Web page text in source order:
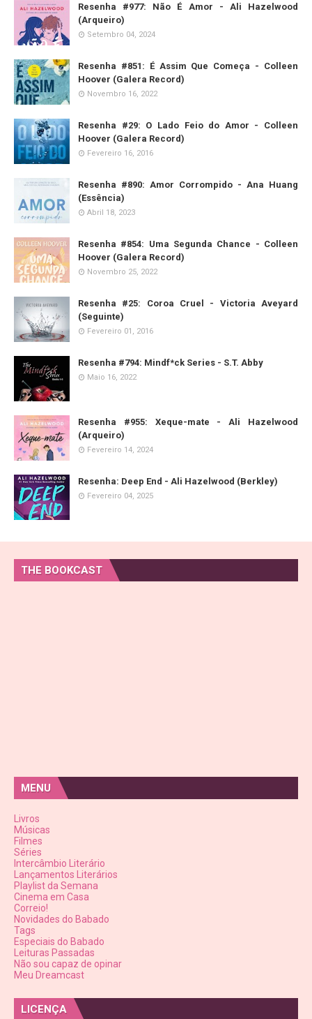
Resenha #977: Não É Amor - Ali Hazelwood
(Arqueiro)
Setembro 04, 2024
Resenha #851: É Assim Que Começa - Colleen
Hoover (Galera Record)
Novembro 16, 2022
Resenha #29: O Lado Feio do Amor - Colleen
Hoover (Galera Record)
Fevereiro 16, 2016
Resenha #890: Amor Corrompido - Ana Huang
(Essência)
Abril 18, 2023
Resenha #854: Uma Segunda Chance - Colleen
Hoover (Galera Record)
Novembro 25, 2022
Resenha #25: Coroa Cruel - Victoria Aveyard
(Seguinte)
Fevereiro 01, 2016
Resenha #794: Mindf*ck Series - S.T. Abby
Maio 16, 2022
Resenha #955: Xeque-mate - Ali Hazelwood
(Arqueiro)
Fevereiro 14, 2024
Resenha: Deep End - Ali Hazelwood (Berkley)
Fevereiro 04, 2025
THE BOOKCAST
MENU
Livros
Músicas
Filmes
Séries
Intercâmbio Literário
Lançamentos Literários
Playlist da Semana
Cinema em Casa
Correio!
Novidades do Babado
Tags
Especiais do Babado
Leituras Passadas
Não sou capaz de opinar
Meu Dreamcast
LICENÇA